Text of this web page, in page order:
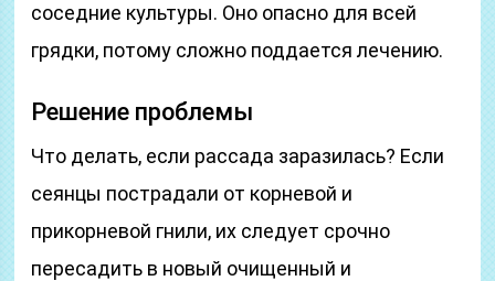
соседние культуры. Оно опасно для всей
грядки, потому сложно поддается лечению.
Решение проблемы
Что делать, если рассада заразилась? Если
сеянцы пострадали от корневой и
прикорневой гнили, их следует срочно
пересадить в новый очищенный и